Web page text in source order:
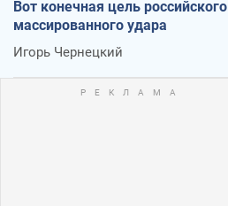
Вот конечная цель российского
массированного удара
Игорь Чернецкий